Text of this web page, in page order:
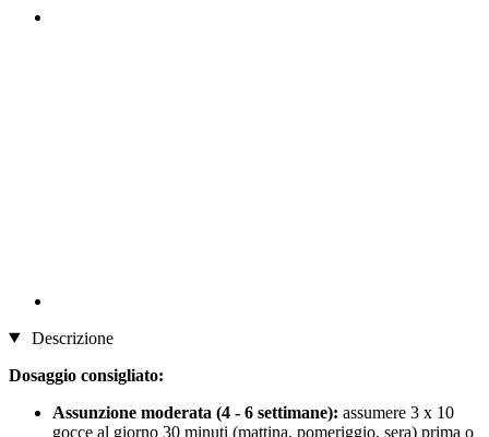
Descrizione
Dosaggio consigliato:
Assunzione moderata (4 - 6 settimane): assumere 3 x 10
gocce al giorno 30 minuti (mattina, pomeriggio, sera) prima o